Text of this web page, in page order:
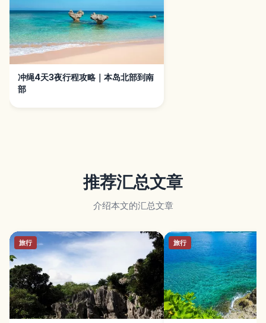
冲绳4天3夜行程攻略｜本岛北部到南
部
推荐汇总文章
介绍本文的汇总文章
旅行 旅行